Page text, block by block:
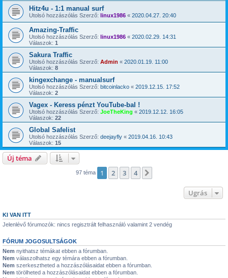
Hitz4u - 1:1 manual surf
Utolsó hozzászólás Szerző: linux1986 « 2020.04.27. 20:40
Amazing-Traffic
Utolsó hozzászólás Szerző: linux1986 « 2020.02.29. 14:31
Válaszok: 1
Sakura Traffic
Utolsó hozzászólás Szerző: Admin « 2020.01.19. 11:00
Válaszok: 8
kingexchange - manualsurf
Utolsó hozzászólás Szerző: bitcoinlacko « 2019.12.15. 17:52
Válaszok: 2
Vagex - Keress pénzt YouTube-bal !
Utolsó hozzászólás Szerző: JoeTheKing « 2019.12.12. 16:05
Válaszok: 22
Global Safelist
Utolsó hozzászólás Szerző: deejayfly « 2019.04.16. 10:43
Válaszok: 15
Új téma
97 téma 1 2 3 4
Ugrás
KI VAN ITT
Jelenlévő fórumozók: nincs regisztrált felhasználó valamint 2 vendég
FÓRUM JOGOSULTSÁGOK
Nem nyithatsz témákat ebben a fórumban.
Nem válaszolhatsz egy témára ebben a fórumban.
Nem szerkesztheted a hozzászólásaidat ebben a fórumban.
Nem törölheted a hozzászólásaidat ebben a fórumban.